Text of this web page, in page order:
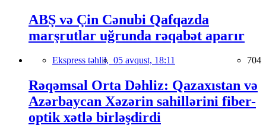
ABŞ və Çin Cənubi Qafqazda
marşrutlar uğrunda rəqabət aparır
Ekspress təhlil, 05 avqust, 18:11 704
Rəqəmsal Orta Dəhliz: Qazaxıstan və
Azərbaycan Xəzərin sahillərini fiber-
optik xətlə birləşdirdi